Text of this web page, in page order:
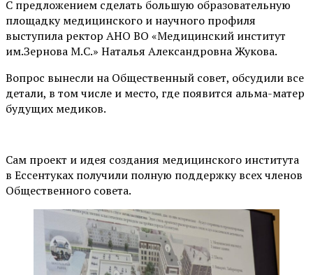
С предложением сделать большую образовательную
площадку медицинского и научного профиля
выступила ректор АНО ВО «Медицинский институт
им.Зернова М.С.» Наталья Александровна Жукова.
Вопрос вынесли на Общественный совет, обсудили все
детали, в том числе и место, где появится альма-матер
будущих медиков.
Сам проект и идея создания медицинского института
в Ессентуках получили полную поддержку всех членов
Общественного совета.